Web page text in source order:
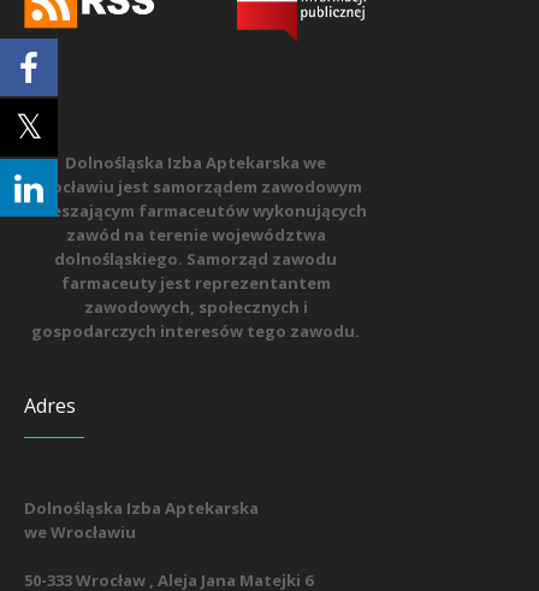
Dolnośląska Izba Aptekarska we
Wrocławiu jest samorządem zawodowym
zrzeszającym farmaceutów wykonujących
zawód na terenie województwa
dolnośląskiego. Samorząd zawodu
farmaceuty jest reprezentantem
zawodowych, społecznych i
gospodarczych interesów tego zawodu.
Adres
Dolnośląska Izba Aptekarska
we Wrocławiu
50-333 Wrocław , Aleja Jana Matejki 6